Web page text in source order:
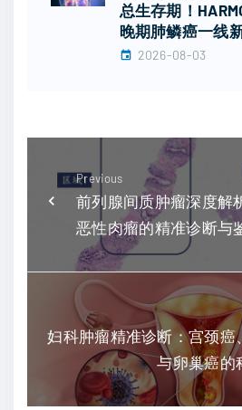
总生存期！
晚期肺鳞癌一线
2026-08-03
Previous
前列腺间质肿瘤深度解
恶性肉瘤的精准诊断与
妇科肿瘤精准诊断：宫颈癌
与卵巢癌的